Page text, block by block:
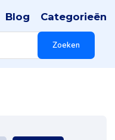
Zoeken
Blog Categorieën